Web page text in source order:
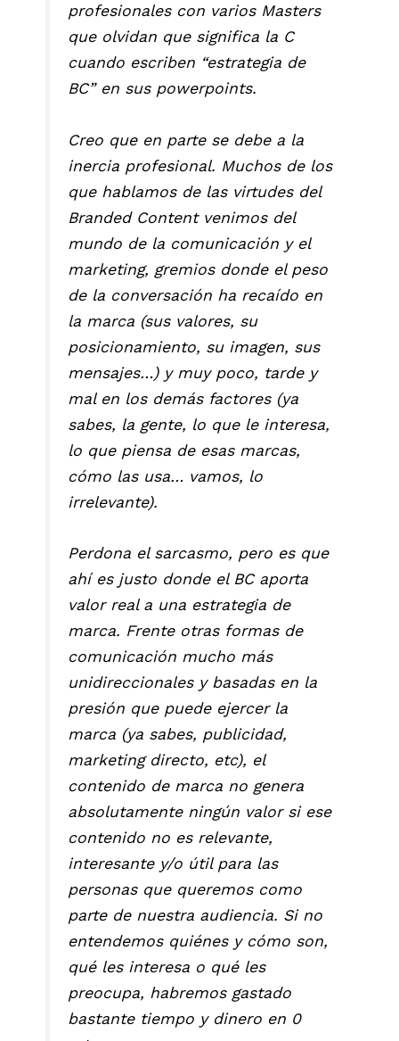
profesionales con varios Masters
que olvidan que significa la C
cuando escriben “estrategia de
BC” en sus powerpoints.
Creo que en parte se debe a la
inercia profesional. Muchos de los
que hablamos de las virtudes del
Branded Content venimos del
mundo de la comunicación y el
marketing, gremios donde el peso
de la conversación ha recaído en
la marca (sus valores, su
posicionamiento, su imagen, sus
mensajes…) y muy poco, tarde y
mal en los demás factores (ya
sabes, la gente, lo que le interesa,
lo que piensa de esas marcas,
cómo las usa… vamos, lo
irrelevante).
Perdona el sarcasmo, pero es que
ahí es justo donde el BC aporta
valor real a una estrategia de
marca. Frente otras formas de
comunicación mucho más
unidireccionales y basadas en la
presión que puede ejercer la
marca (ya sabes, publicidad,
marketing directo, etc), el
contenido de marca no genera
absolutamente ningún valor si ese
contenido no es relevante,
interesante y/o útil para las
personas que queremos como
parte de nuestra audiencia. Si no
entendemos quiénes y cómo son,
qué les interesa o qué les
preocupa, habremos gastado
bastante tiempo y dinero en 0